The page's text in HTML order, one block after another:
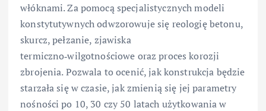
włóknami. Za pomocą specjalistycznych modeli
konstytutywnych odwzorowuje się reologię betonu,
skurcz, pełzanie, zjawiska
termiczno‑wilgotnościowe oraz proces korozji
zbrojenia. Pozwala to ocenić, jak konstrukcja będzie
starzała się w czasie, jak zmienią się jej parametry
nośności po 10, 30 czy 50 latach użytkowania w